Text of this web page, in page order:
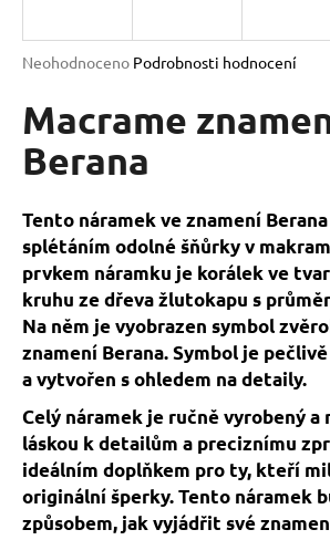
Průměrné
produktu
je
0,0
hvězdiček.
Neohodnoceno Podrobnosti hodnocení
Macrame
Berana
Tento náramek ve znamení
splétáním odolné šňůrky v
prvkem náramku je korálek ve
kruhu ze dřeva žlutokapu s
Na něm je vyobrazen symbol
znamení Berana. Symbol je
a vytvořen s ohledem na detaily.
Celý náramek je ručně vyrobený a
láskou k detailům a preciznímu
ideálním doplňkem pro ty, kteří
originální šperky. Tento náramek
způsobem, jak vyjádřit své
j
t
?
HLEDAT
D
o
o
r
u
č
u